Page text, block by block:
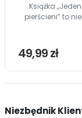
Książka
pierścieni” to
49,99 zł
Niezbędnik